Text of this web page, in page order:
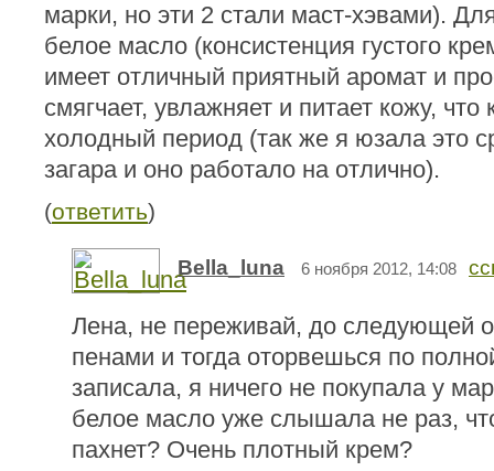
марки, но эти 2 стали маст-хэвами).
белое масло (консистенция густого
имеет отличный приятный аромат и
смягчает, увлажняет и питает кожу, что
холодный период (так же я юзала это
загара и оно работало на отлично).
(ответить)
Bella_luna 6 ноября 2012, 14:08
Лена, не переживай, до следующей
пенами и тогда оторвешься по
записала, я ничего не покупала у
белое масло уже слышала не раз,
пахнет? Очень плотный крем?